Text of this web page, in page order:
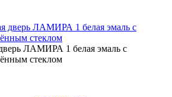
ЛАМИРА 1 белая эмаль с
стеклом